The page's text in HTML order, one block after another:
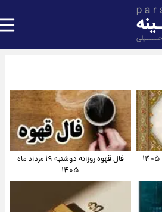
فال قهوه روزانه دوشنبه ۱۹ مرداد ماه
۱۴۰۵